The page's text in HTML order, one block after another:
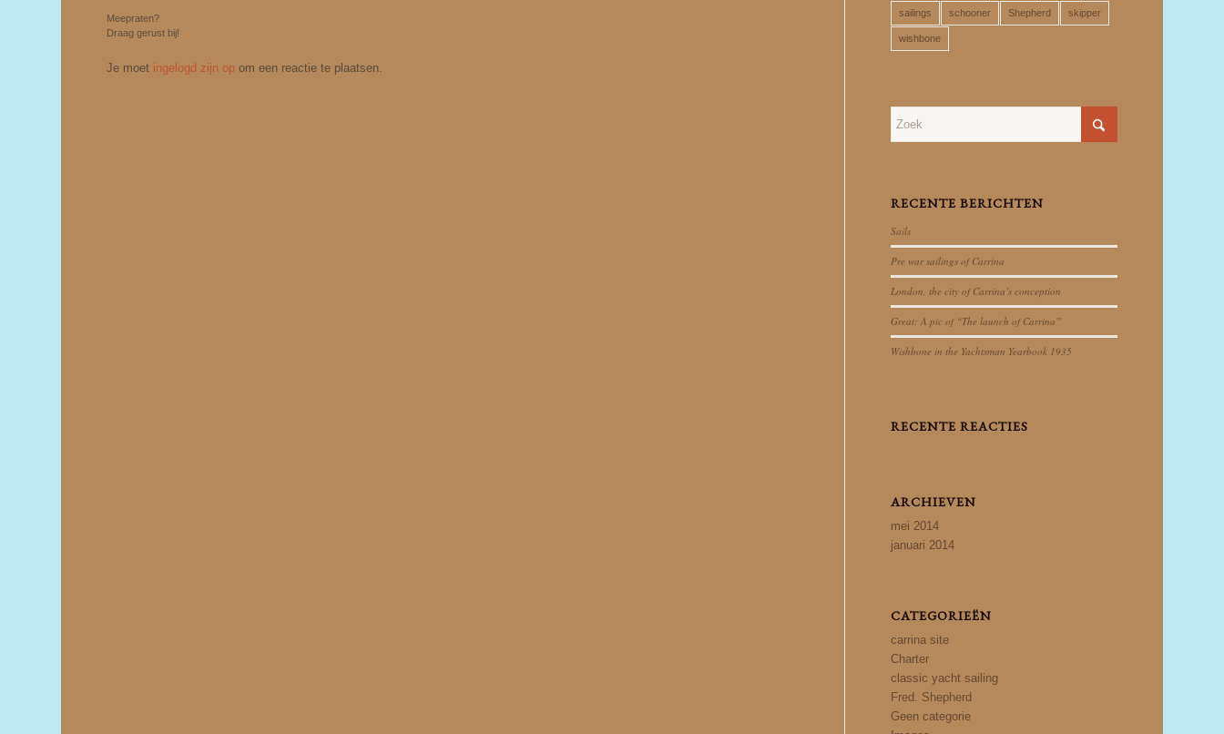
Meepraten?
Draag gerust bij!
Je moet ingelogd zijn op om een reactie te plaatsen.
sailings schooner Shepherd skipper
wishbone
RECENTE BERICHTEN
Sails
Pre war sailings of Carrina
London, the city of Carrina’s conception
Great: A pic of “The launch of Carrina”
Wishbone in the Yachtsman Yearbook 1935
RECENTE REACTIES
ARCHIEVEN
mei 2014
januari 2014
CATEGORIEËN
carrina site
Charter
classic yacht sailing
Fred. Shepherd
Geen categorie